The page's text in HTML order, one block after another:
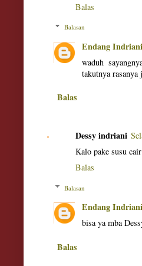
Balas
Balasan
Endang Indriani
waduh
takutnya rasanya
Balas
Dessy indriani
Kalo pake susu
Balas
Balasan
Endang Indriani
bisa ya mba
Balas